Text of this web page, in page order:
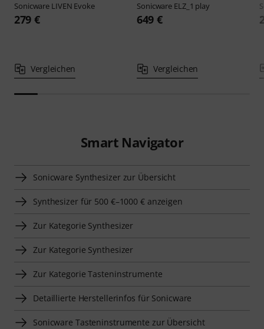
Sonicware LIVEN Evoke
279 €
Vergleichen
Sonicware ELZ_1 play
649 €
Vergleichen
Smart Navigator
Sonicware Synthesizer zur Übersicht
Synthesizer für 500 €–1000 € anzeigen
Zur Kategorie Synthesizer
Zur Kategorie Synthesizer
Zur Kategorie Tasteninstrumente
Detaillierte Herstellerinfos für Sonicware
Sonicware Tasteninstrumente zur Übersicht